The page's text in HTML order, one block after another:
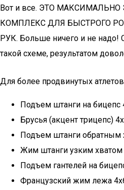
Вот и все. ЭТО
КОМПЛЕКС ДЛЯ БЫСТРОГО
РУК. Больше ничего и не надо!
такой схеме, результатом
Для более продвинутых
Подъем штанги на бицепс
Брусья (акцент трицепс)
Подъем штанги обратным
Жим штанги узким хватом
Подъем гантелей на
Французский жим лежа